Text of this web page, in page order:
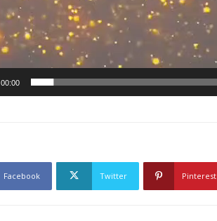
00:00
Facebook Twitter Pinterest